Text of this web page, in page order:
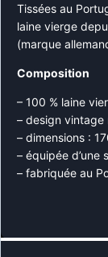
Tissées au
laine vierge
(marque
Composition
– 100 % laine
– design vintage
– dimensions :
– équipée d’une
– fabriquée au